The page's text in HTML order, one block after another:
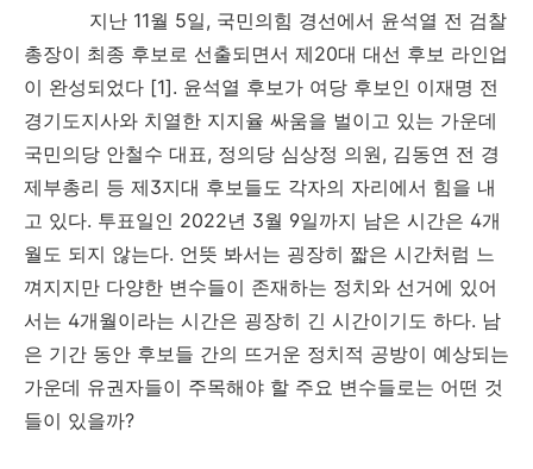
지난 11월 5일, 국민의힘 경선에서 윤석열 전 검찰
총장이 최종 후보로 선출되면서 제20대 대선 후보 라인업
이 완성되었다 [1]. 윤석열 후보가 여당 후보인 이재명 전
경기도지사와 치열한 지지율 싸움을 벌이고 있는 가운데
국민의당 안철수 대표, 정의당 심상정 의원, 김동연 전 경
제부총리 등 제3지대 후보들도 각자의 자리에서 힘을 내
고 있다. 투표일인 2022년 3월 9일까지 남은 시간은 4개
월도 되지 않는다. 언뜻 봐서는 굉장히 짧은 시간처럼 느
껴지지만 다양한 변수들이 존재하는 정치와 선거에 있어
서는 4개월이라는 시간은 굉장히 긴 시간이기도 하다. 남
은 기간 동안 후보들 간의 뜨거운 정치적 공방이 예상되는
가운데 유권자들이 주목해야 할 주요 변수들로는 어떤 것
들이 있을까?